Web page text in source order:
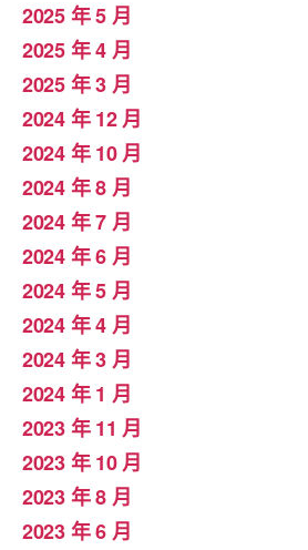
2025 年 5 月
2025 年 4 月
2025 年 3 月
2024 年 12 月
2024 年 10 月
2024 年 8 月
2024 年 7 月
2024 年 6 月
2024 年 5 月
2024 年 4 月
2024 年 3 月
2024 年 1 月
2023 年 11 月
2023 年 10 月
2023 年 8 月
2023 年 6 月